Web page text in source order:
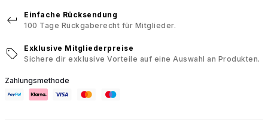
Einfache Rücksendung
100 Tage Rückgaberecht für Mitglieder.
Exklusive Mitgliederpreise
Sichere dir exklusive Vorteile auf eine Auswahl an Produkten.
Zahlungsmethode